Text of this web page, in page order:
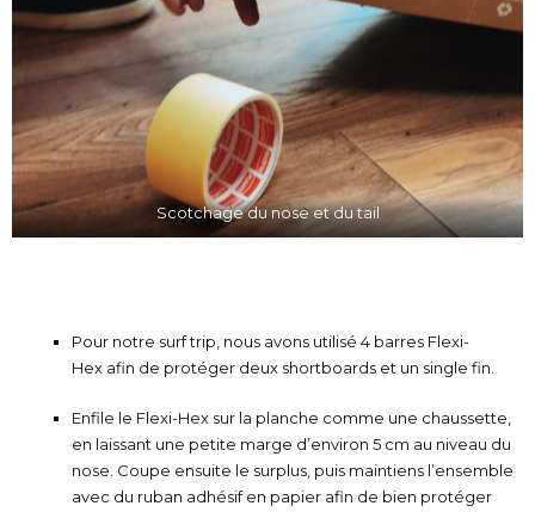
Scotchage du nose et du tail
Pour notre surf trip, nous avons utilisé 4 barres Flexi-
Hex afin de protéger deux shortboards et un single fin.
Enfile le Flexi-Hex sur la planche comme une chaussette,
en laissant une petite marge d’environ 5 cm au niveau du
nose. Coupe ensuite le surplus, puis maintiens l’ensemble
avec du ruban adhésif en papier afin de bien protéger